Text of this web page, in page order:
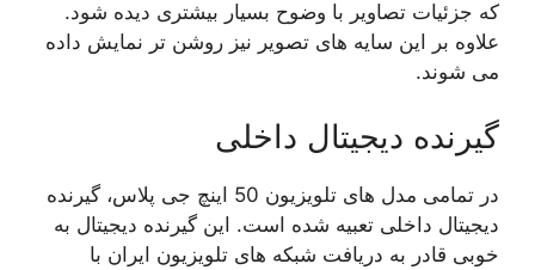
که جزئیات تصاویر با وضوح بسیار بیشتری دیده شود.
علاوه بر این سایه های تصویر نیز روشن تر نمایش داده
می شوند.
گیرنده دیجیتال داخلی
در تمامی مدل های تلویزیون 50 اینچ جی پلاس، گیرنده
دیجیتال داخلی تعبیه شده است. این گیرنده دیجیتال به
خوبی قادر به دریافت شبکه های تلویزیون ایران با